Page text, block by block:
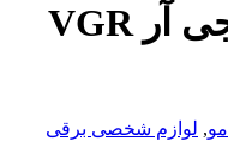
اتومو سه کاره وی جی آر VGR
مو, لوازم شخصی برقی